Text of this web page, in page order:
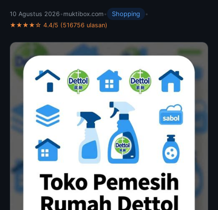
10 Agustus 2026 • muktibox.com • Shopping
•
★★★★☆ 4.4/5 (516756 ulasan)